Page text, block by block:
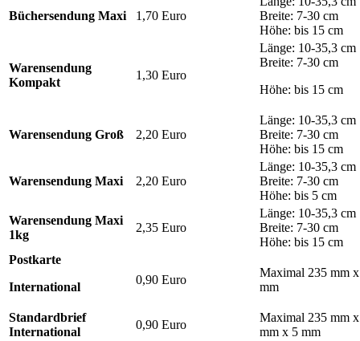
Büchersendung Maxi 1,70 Euro
Breite: 7-30 cm
Höhe: bis 15 cm
Warensendung
Kompakt
1,30 Euro
Länge: 10-35,3 cm
Breite: 7-30 cm
Höhe: bis 15 cm
Warensendung Groß 2,20 Euro
Länge: 10-35,3 cm
Breite: 7-30 cm
Höhe: bis 15 cm
Warensendung Maxi 2,20 Euro
Länge: 10-35,3 cm
Breite: 7-30 cm
Höhe: bis 5 cm
Warensendung Maxi
1kg
2,35 Euro
Länge: 10-35,3 cm
Breite: 7-30 cm
Höhe: bis 15 cm
Postkarte
International
0,90 Euro
Maximal 235 mm
mm
Standardbrief
International
0,90 Euro
Maximal 235 mm
mm x 5 mm